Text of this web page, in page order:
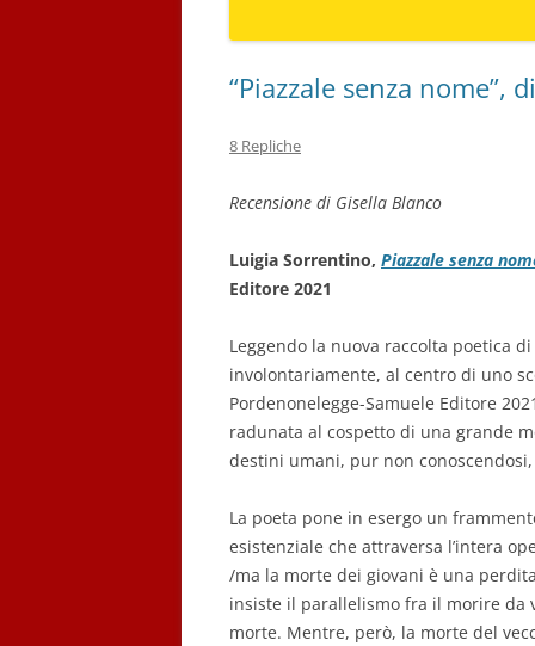
“Piazzale senza nome”,
8 Repliche
Recensione di Gisella Blanco
Luigia Sorrentino, Piazzale senza
Editore 2021
Leggendo la nuova raccolta poetica di
involontariamente, al centro di uno
Pordenonelegge-Samuele Editore
radunata al cospetto di una grande
destini umani, pur non
La poeta pone in esergo un
esistenziale che attraversa l’intera
/ma la morte dei giovani è una
insiste il parallelismo fra il morire da
morte. Mentre, però, la morte del